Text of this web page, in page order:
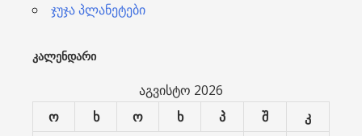
ჯუჯა პლანეტები
ᲙᲐᲚᲔᲜᲓᲐᲠᲘ
აგვისტო 2026
ო
ხ ო ხ პ შ კ